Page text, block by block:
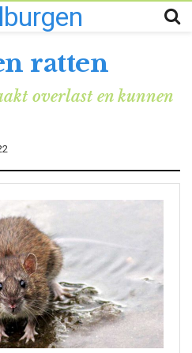
ratten
overlast en kunnen